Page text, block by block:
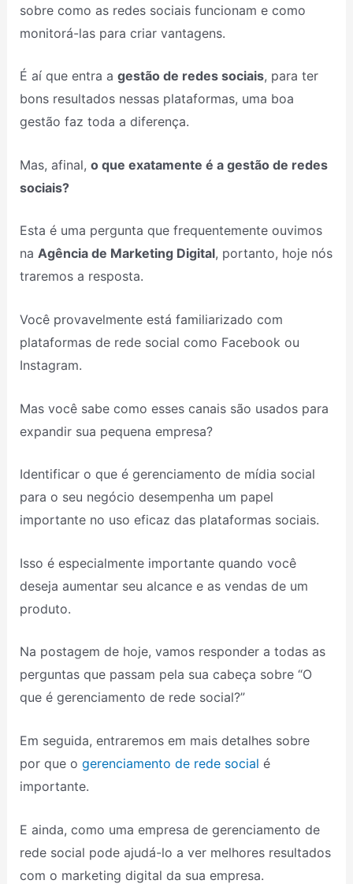
sobre como as redes sociais funcionam e como
monitorá-las para criar vantagens.
É aí que entra a gestão de redes sociais, para ter
bons resultados nessas plataformas, uma boa
gestão faz toda a diferença.
Mas, afinal, o que exatamente é a gestão de redes
sociais?
Esta é uma pergunta que frequentemente ouvimos
na Agência de Marketing Digital, portanto, hoje nós
traremos a resposta.
Você provavelmente está familiarizado com
plataformas de rede social como Facebook ou
Instagram.
Mas você sabe como esses canais são usados para
expandir sua pequena empresa?
Identificar o que é gerenciamento de mídia social
para o seu negócio desempenha um papel
importante no uso eficaz das plataformas sociais.
Isso é especialmente importante quando você
deseja aumentar seu alcance e as vendas de um
produto.
Na postagem de hoje, vamos responder a todas as
perguntas que passam pela sua cabeça sobre “O
que é gerenciamento de rede social?”
Em seguida, entraremos em mais detalhes sobre
por que o gerenciamento de rede social é
importante.
E ainda, como uma empresa de gerenciamento de
rede social pode ajudá-lo a ver melhores resultados
com o marketing digital da sua empresa.